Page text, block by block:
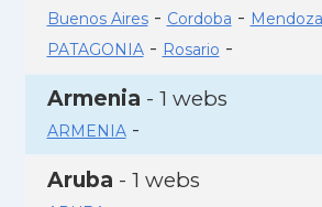
Buenos Aires- Cordoba - Mendoza
PATAGONIA- Rosario -
Armenia - 1 webs
ARMENIA-
Aruba - 1 webs